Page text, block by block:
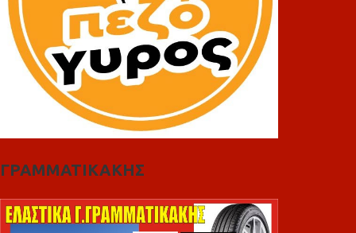
ΓΡΑΜΜΑΤΙΚΑΚΗΣ